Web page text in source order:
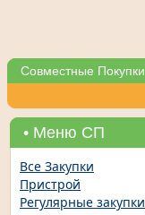
Совместные Покупки
• Меню СП
Все Закупки
Пристрой
Регулярные закупки